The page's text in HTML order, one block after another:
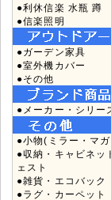
●利休信楽 水瓶 蹲
●信楽照明
●ガーデン家具
●室外機カバー
●その他
●メーカー・シリー
●小物(ミラー・マ
●収納・キャビネッ
ェスト
●雑貨・エコバック
●ラグ・カーペット